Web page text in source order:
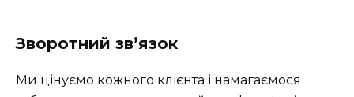
Зворотний зв’язок
Ми цінуємо кожного клієнта і намагаємося